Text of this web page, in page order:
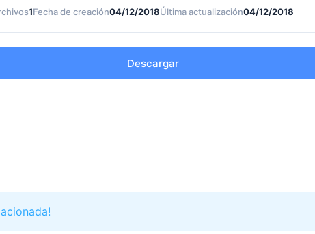
1Fecha de creación04/12/2018Última actualización04/12/2018
Descargar